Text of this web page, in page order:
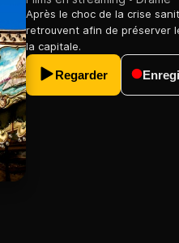
Après le choc de la crise
retrouvent afin de préserver
la capitale.
Regarder